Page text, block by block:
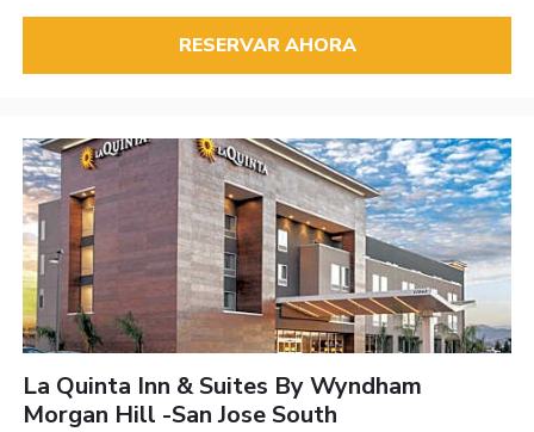
RESERVAR AHORA
La Quinta Inn & Suites By Wyndham
Morgan Hill -San Jose South